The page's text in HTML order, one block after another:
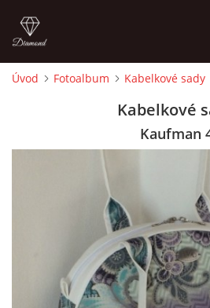
MOJE POSLEDNÍ PRÁCE
Úvod Fotoalbum Kabelkové sady
Kabelkové
Kaufman